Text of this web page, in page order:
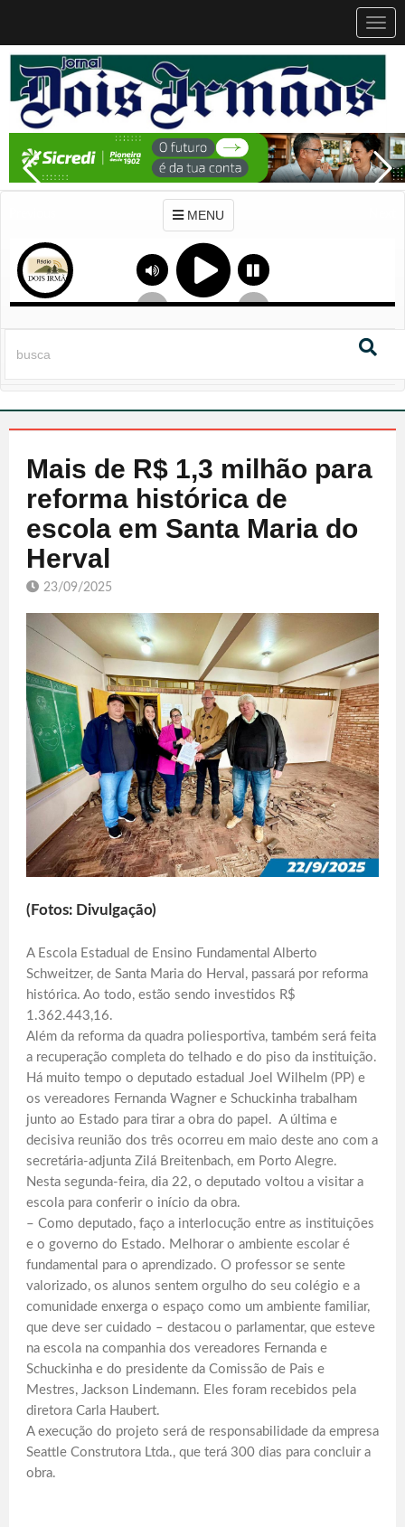
MENU
Mais de R$ 1,3 milhão para
reforma histórica de
escola em Santa Maria do
Herval
23/09/2025
(Fotos: Divulgação)
A Escola Estadual de Ensino Fundamental Alberto
Schweitzer, de Santa Maria do Herval, passará por reforma
histórica. Ao todo, estão sendo investidos R$
1.362.443,16.
Além da reforma da quadra poliesportiva, também será feita
a recuperação completa do telhado e do piso da instituição.
Há muito tempo o deputado estadual Joel Wilhelm (PP) e
os vereadores Fernanda Wagner e Schuckinha trabalham
junto ao Estado para tirar a obra do papel. A última e
decisiva reunião dos três ocorreu em maio deste ano com a
secretária-adjunta Zilá Breitenbach, em Porto Alegre.
Nesta segunda-feira, dia 22, o deputado voltou a visitar a
escola para conferir o início da obra.
– Como deputado, faço a interlocução entre as instituições
e o governo do Estado. Melhorar o ambiente escolar é
fundamental para o aprendizado. O professor se sente
valorizado, os alunos sentem orgulho do seu colégio e a
comunidade enxerga o espaço como um ambiente familiar,
que deve ser cuidado – destacou o parlamentar, que esteve
na escola na companhia dos vereadores Fernanda e
Schuckinha e do presidente da Comissão de Pais e
Mestres, Jackson Lindemann. Eles foram recebidos pela
diretora Carla Haubert.
A execução do projeto será de responsabilidade da empresa
Seattle Construtora Ltda., que terá 300 dias para concluir a
obra.